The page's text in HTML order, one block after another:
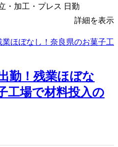
・加工・プレス 日勤
詳細を表示
勤！残業ほぼな
工場で材料投入の